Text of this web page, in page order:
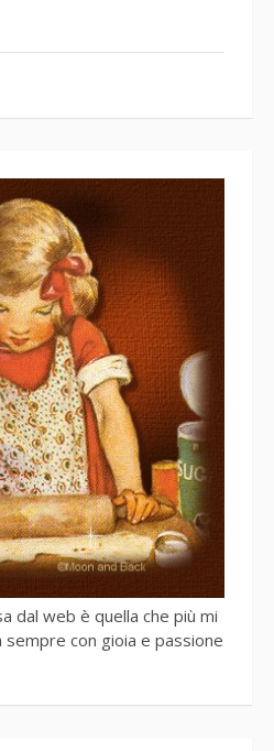
dal web è quella che più mi
con gioia e passione